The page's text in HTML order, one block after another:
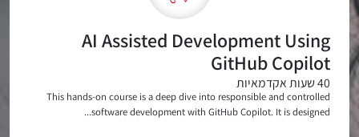
AI Assisted Development Using
GitHub Copilot
40 שעות אקדמאיות
This hands-on course is a deep dive into responsible and controlled
software development with GitHub Copilot. It is designed...